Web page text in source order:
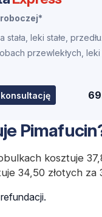
roboczej*
stała, leki stałe,
przewlekłych, leki
kosztuje
34,50 złotych za